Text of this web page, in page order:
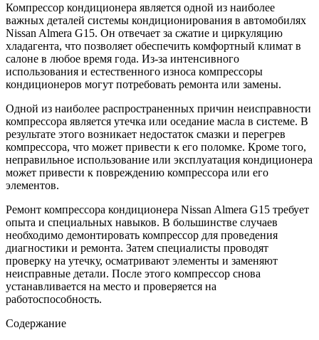
Компрессор кондиционера является одной из наиболее
важных деталей системы кондиционирования в автомобилях
Nissan Almera G15. Он отвечает за сжатие и циркуляцию
хладагента, что позволяет обеспечить комфортный климат в
салоне в любое время года. Из-за интенсивного
использования и естественного износа компрессоры
кондиционеров могут потребовать ремонта или замены.
Одной из наиболее распространенных причин неисправности
компрессора является утечка или оседание масла в системе. В
результате этого возникает недостаток смазки и перегрев
компрессора, что может привести к его поломке. Кроме того,
неправильное использование или эксплуатация кондиционера
может привести к повреждению компрессора или его
элементов.
Ремонт компрессора кондиционера Nissan Almera G15 требует
опыта и специальных навыков. В большинстве случаев
необходимо демонтировать компрессор для проведения
диагностики и ремонта. Затем специалисты проводят
проверку на утечку, осматривают элементы и заменяют
неисправные детали. После этого компрессор снова
устанавливается на место и проверяется на
работоспособность.
Содержание